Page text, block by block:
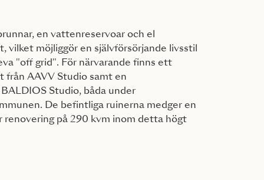
en vattenreservoar och el
vilket möjliggör en självförsörjande livsstil
"off grid". För närvarande finns ett
AAVV Studio samt en
Studio, båda under
De befintliga ruinerna medger en
renovering på 290 kvm inom detta högt